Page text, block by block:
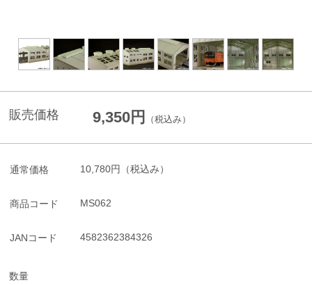
販売価格 9,350円 （税込み）
通常価格 10,780円 （税込み）
商品コード MS062
JANコード 4582362384326
数量